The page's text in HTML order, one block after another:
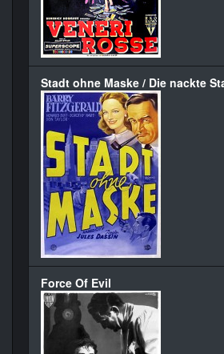
Stadt ohne Maske / Die nackte
Force Of Evil